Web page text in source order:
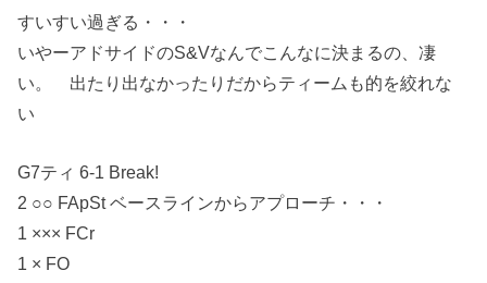
すいすい過ぎる・・・
いやーアドサイドのS&Vなんでこんなに決まるの、凄
い。 出たり出なかったりだからティームも的を絞れな
い
G7ティ 6-1 Break!
2 ○○ FApSt ベースラインからアプローチ・・・
1 ××× FCr
1 × FO